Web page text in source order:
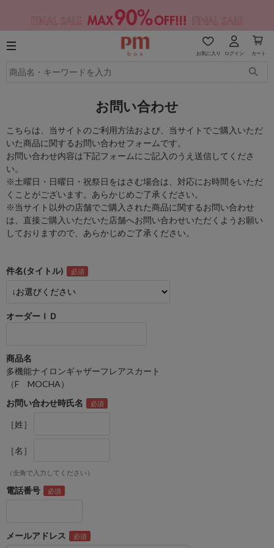
お気に入り ログイン カート
お問い合わせ
こちらは、当サイトのご利用方法および、当サイトでご購入いただ
いた商品に関するお問い合わせフォームです。
お問い合わせ内容は下記フォームにご記入のうえ送信してくださ
い。
※土曜日・日曜日・祝祭日をはさむ場合は、対応にお時間をいただ
くことがございます。あらかじめご了承ください。
※当サイト以外の店舗でご購入された商品に関するお問い合わせ
は、直接ご購入いただいた店舗へお問い合わせいただくようお願い
しておりますので、あらかじめご了承ください。
件名(タイトル)
オーダーＩＤ
商品名
多機能ナイロンギャザーフレアスカート
（F MOCHA）
お問い合わせ時氏名
［姓］
［名］
（全角で入力してください）
電話番号
メールアドレス